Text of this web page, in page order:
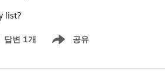
list?
답변 1개 공유
Show menu